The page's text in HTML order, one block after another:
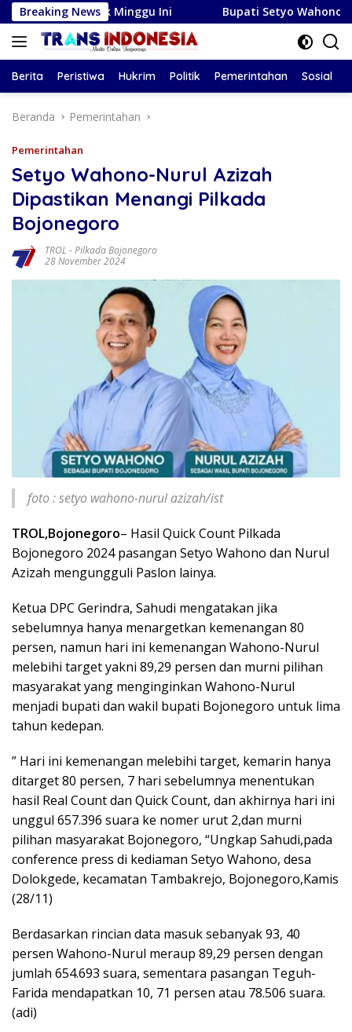
Langsung
ke
konten
Breaking News
Minggu Ini Bupati Setyo Wahono dan DPRD
Berita Peristiwa Hukrim Politik Pemerintahan Sosial
Beranda Pemerintahan
Pemerintahan
Setyo Wahono-Nurul Azizah
Dipastikan Menangi Pilkada
Bojonegoro
TROL -Pilkada Bojonegoro
28 November 2024
foto : setyo wahono-nurul azizah/ist
TROL,Bojonegoro– Hasil Quick Count Pilkada
Bojonegoro 2024 pasangan Setyo Wahono dan Nurul
Azizah mengungguli Paslon lainya.
Ketua DPC Gerindra, Sahudi mengatakan jika
sebelumnya hanya menargetkan kemenangan 80
persen, namun hari ini kemenangan Wahono-Nurul
melebihi target yakni 89,29 persen dan murni pilihan
masyarakat yang menginginkan Wahono-Nurul
menjadi bupati dan wakil bupati Bojonegoro untuk lima
tahun kedepan.
” Hari ini kemenangan melebihi target, kemarin hanya
ditarget 80 persen, 7 hari sebelumnya menentukan
hasil Real Count dan Quick Count, dan akhirnya hari ini
unggul 657.396 suara ke nomer urut 2,dan murni
pilihan masyarakat Bojonegoro, “Ungkap Sahudi,pada
conference press di kediaman Setyo Wahono, desa
Dolokgede, kecamatan Tambakrejo, Bojonegoro,Kamis
(28/11)
Berdasarkan rincian data masuk sebanyak 93, 40
persen Wahono-Nurul meraup 89,29 persen dengan
jumlah 654.693 suara, sementara pasangan Teguh-
Farida mendapatkan 10, 71 persen atau 78.506 suara.
(adi)